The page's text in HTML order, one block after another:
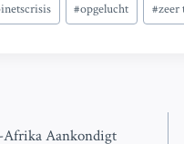
#opgelucht #zeer
Aankondigt